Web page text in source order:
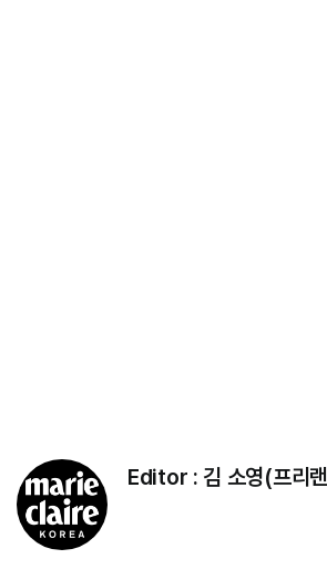
Editor : 김 소영(프리